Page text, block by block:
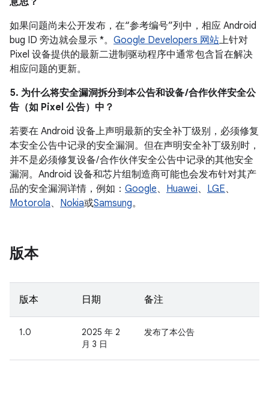
如果问题尚未公开发布，在“参考编号”列中，相应 Android
bug ID 旁边就会显示 *。 Google Developers 网站上针对
Pixel 设备提供的最新二进制驱动程序中通常包含旨在解决
相应问题的更新。
5. 为什么将安全漏洞拆分到本公告和设备 /合作伙伴安全公
告（如 Pixel 公告）中？
若要在 Android 设备上声明最新的安全补丁级别，必须修复
本安全公告中记录的安全漏洞。但在声明安全补丁级别时，
并不是必须修复设备/ 合作伙伴安全公告中记录的其他安全
漏洞。Android 设备和芯片组制造商可能也会发布针对其产
品的安全漏洞详情，例如： Google、 Huawei、 LGE、
Motorola、 Nokia或Samsung。
版本
版本 日期 备注
1.0
2025 年 2
月 3 日
发布了本公告